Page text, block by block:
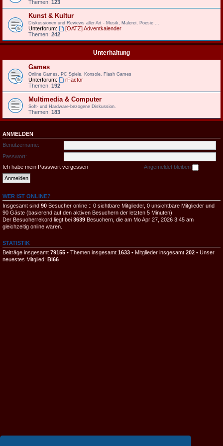
Themen: 123
Kunst & Kultur
Diskussionen und Reviews aller Art - Musik, Malerei, Poesie ...
Unterforum:
[OATZ] Adventkalender
Themen: 242
Unterhaltung
Games
Online Games, PC Spiele, Konsole, Flash Games
Unterforum:
rFactor
Themen: 192
Multimedia & Computer
Soft- und Hardware-bezogene Diskussion.
Themen: 183
ANMELDEN
Benutzername:
Passwort:
Ich habe mein Passwort vergessen
Angemeldet bleiben
WER IST ONLINE?
Insgesamt sind 90 Besucher online :: 0 sichtbare Mitglieder, 0 unsichtbare Mitglieder und
90 Gäste (basierend auf den aktiven Besuchern der letzten 5 Minuten)
Der Besucherrekord liegt bei 3639 Besuchern, die am Mo Apr 27, 2026 3:45 am
gleichzeitig online waren.
STATISTIK
Beiträge insgesamt 79155 • Themen insgesamt 1633 • Mitglieder insgesamt 202 • Unser
neuestes Mitglied: Bi66